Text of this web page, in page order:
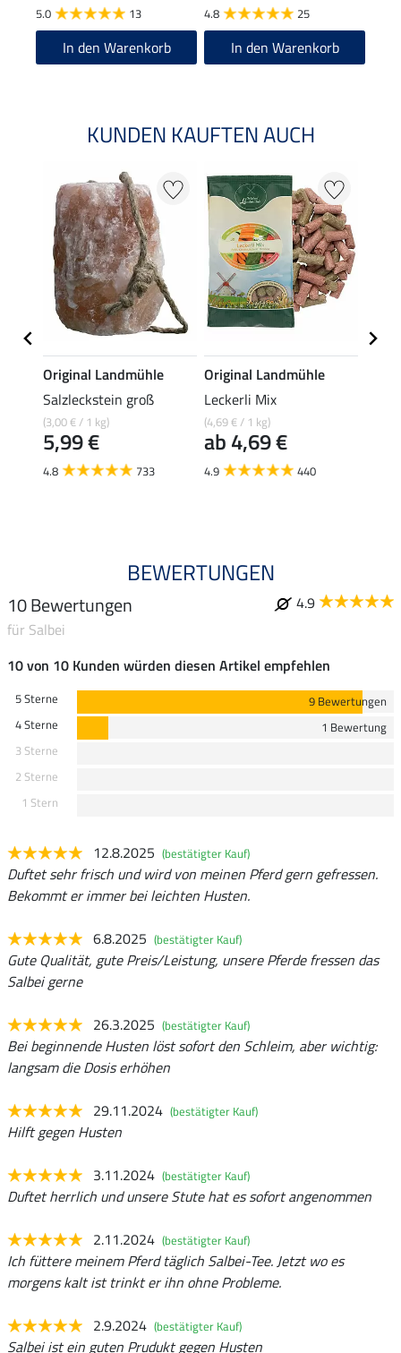
5.0 13
In den Warenkorb
4.8 25
In den Warenkorb
KUNDEN KAUFTEN AUCH
Original Landmühle
Salzleckstein groß
(3,00 € / 1 kg)
5,99 €
4.8 733
Original Landmühle
Leckerli Mix
(4,69 € / 1 kg)
ab 4,69 €
4.9 440
BEWERTUNGEN
10 Bewertungen
4.9
für Salbei
10 von 10 Kunden würden diesen Artikel empfehlen
5 Sterne
9 Bewertungen
4 Sterne
1 Bewertung
3 Sterne
2 Sterne
1 Stern
12.8.2025 (bestätigter Kauf)
Duftet sehr frisch und wird von meinen Pferd gern gefressen.
Bekommt er immer bei leichten Husten.
6.8.2025 (bestätigter Kauf)
Gute Qualität, gute Preis/Leistung, unsere Pferde fressen das
Salbei gerne
26.3.2025 (bestätigter Kauf)
Bei beginnende Husten löst sofort den Schleim, aber wichtig:
langsam die Dosis erhöhen
29.11.2024 (bestätigter Kauf)
Hilft gegen Husten
3.11.2024 (bestätigter Kauf)
Duftet herrlich und unsere Stute hat es sofort angenommen
2.11.2024 (bestätigter Kauf)
Ich füttere meinem Pferd täglich Salbei-Tee. Jetzt wo es
morgens kalt ist trinkt er ihn ohne Probleme.
2.9.2024 (bestätigter Kauf)
Salbei ist ein guten Prudukt gegen Husten